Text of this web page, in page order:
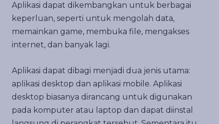
Aplikasi dapat dikembangkan untuk berbagai
keperluan, seperti untuk mengolah data,
memainkan game, membuka file, mengakses
internet, dan banyak lagi.
Aplikasi dapat dibagi menjadi dua jenis utama:
aplikasi desktop dan aplikasi mobile. Aplikasi
desktop biasanya dirancang untuk digunakan
pada komputer atau laptop dan dapat diinstal